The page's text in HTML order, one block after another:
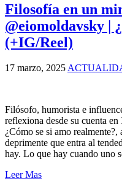
Filosofía en un
@eiomoldavsky |
(+IG/Reel)
17 marzo, 2025
Filósofo, humorista e
reflexiona desde su cuenta
¿Cómo se si amo
deprimente que entra al
hay. Lo que hay cuando uno
Leer Mas